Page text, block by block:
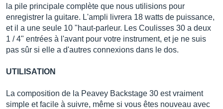
la pile principale complète que nous utilisions pour
enregistrer la guitare. L'ampli livrera 18 watts de puissance,
et il a une seule 10 "haut-parleur. Les Coulisses 30 a deux
1 / 4" entrées à l'avant pour votre instrument, et je ne suis
pas sûr si elle a d'autres connexions dans le dos.
UTILISATION
La composition de la Peavey Backstage 30 est vraiment
simple et facile à suivre, même si vous êtes nouveau avec